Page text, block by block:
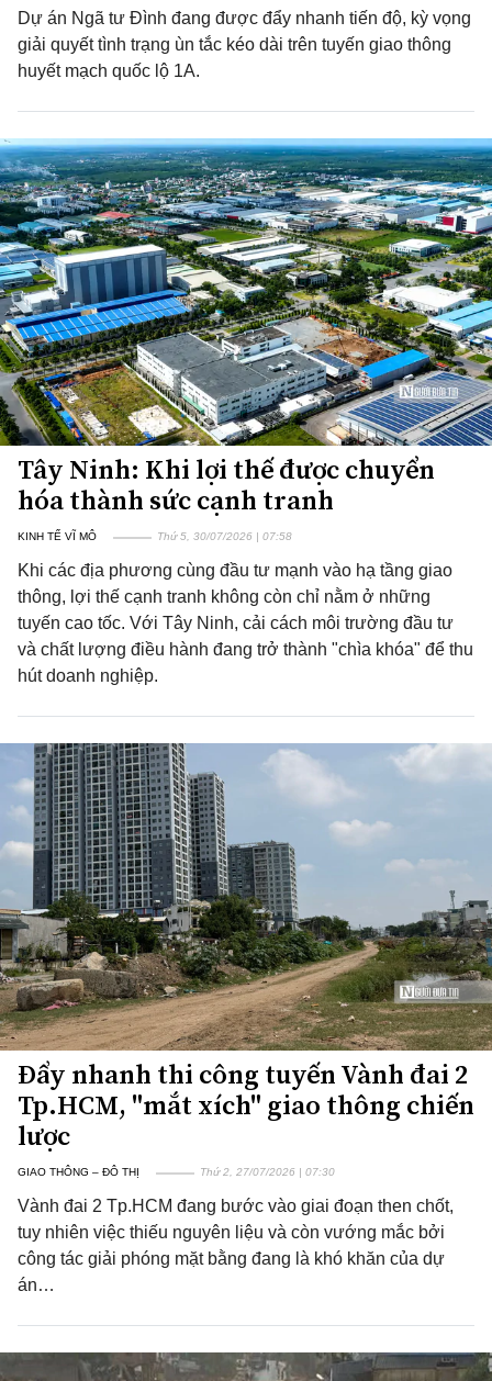
Dự án Ngã tư Đình đang được đẩy nhanh tiến độ, kỳ vọng
giải quyết tình trạng ùn tắc kéo dài trên tuyến giao thông
huyết mạch quốc lộ 1A.
Tây Ninh: Khi lợi thế được chuyển
hóa thành sức cạnh tranh
KINH TẾ VĨ MÔ Thứ 5, 30/07/2026 | 07:58
Khi các địa phương cùng đầu tư mạnh vào hạ tầng giao
thông, lợi thế cạnh tranh không còn chỉ nằm ở những
tuyến cao tốc. Với Tây Ninh, cải cách môi trường đầu tư
và chất lượng điều hành đang trở thành "chìa khóa" để thu
hút doanh nghiệp.
Đẩy nhanh thi công tuyến Vành đai 2
Tp.HCM, "mắt xích" giao thông chiến
lược
GIAO THÔNG – ĐÔ THỊ Thứ 2, 27/07/2026 | 07:30
Vành đai 2 Tp.HCM đang bước vào giai đoạn then chốt,
tuy nhiên việc thiếu nguyên liệu và còn vướng mắc bởi
công tác giải phóng mặt bằng đang là khó khăn của dự
án…